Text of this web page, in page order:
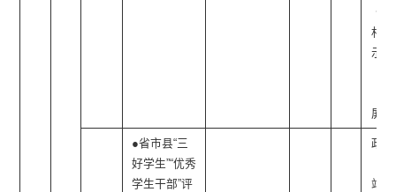
位/
村公
示栏
屏）
●省市县“三
好学生”“优秀
学生干部”评
政府
站、